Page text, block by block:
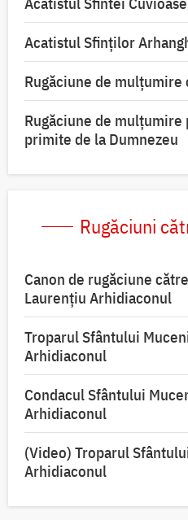
Acatistul Sfinților
Rugăciune de
Rugăciune de
primite de la Dumnezeu
Rugăciuni
Canon de rugăciune
Laurențiu Arhidiaconul
Troparul Sfântului
Arhidiaconul
Condacul Sfântului
Arhidiaconul
(Video) Troparul
Arhidiaconul